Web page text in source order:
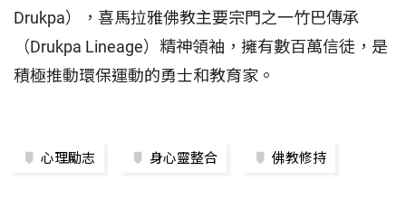
Drukpa），喜馬拉雅佛教主要宗門之一竹巴傳承
（Drukpa Lineage）精神領袖，擁有數百萬信徒，是
積極推動環保運動的勇士和教育家。
心理勵志 身心靈整合 佛教修持